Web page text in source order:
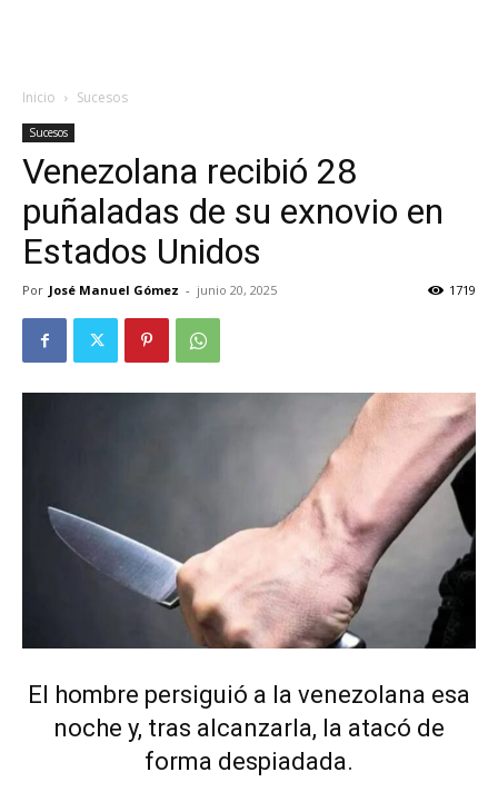
Inicio Sucesos
Sucesos
Venezolana recibió 28
puñaladas de su exnovio en
Estados Unidos
Por José Manuel Gómez - junio 20, 2025 1719
El hombre persiguió a la venezolana esa
noche y, tras alcanzarla, la atacó de
forma despiadada.